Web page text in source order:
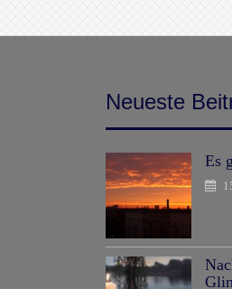
Neueste
Es